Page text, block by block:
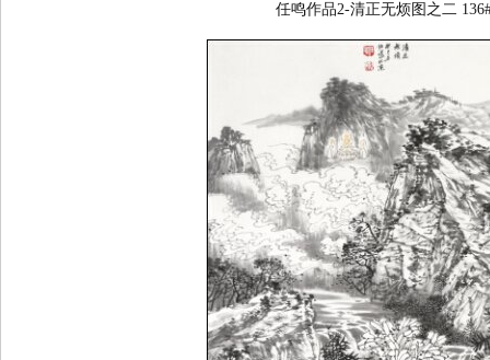
任鸣作品2-清正无烦图之二